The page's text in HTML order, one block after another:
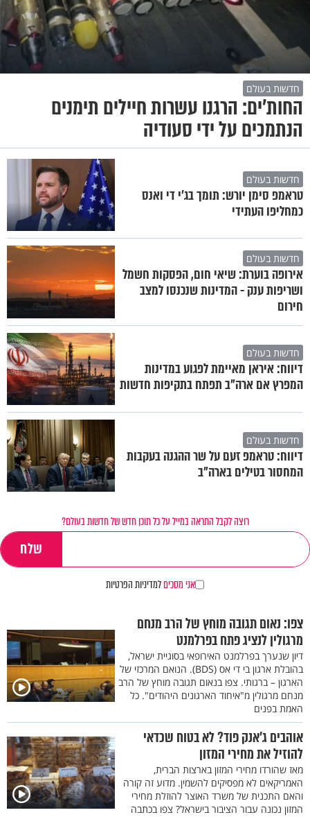
חדשות בעולם
החות'ים: הרגנו עשרות חיילים תימנים
הנתמכים על ידי סעודיה
חדשות בעולם
טראמפ סימן יורש: תומך בג'י די ואנס
כמחליפו העתידי
חדשות בעולם
אירופה בוערת: שיאי חום, הפסקות חשמל
ושריפות ענק - המדינות שנכנסו למצב
חירום
חדשות בעולם
דיווח: איראן מאיימת לפגוע במדינות
המפרץ אם ארה"ב תפתח בתקיפות חדשות
חדשות בעולם
דיווח: טראמפ זעם על שר ההגנה בעקבות
המחסור בטילים בארה"ב
רוצה לקבל התראה במייל על כל תוכן חדש של חדשות בעולם?
אני מסכיםלמדיניות הפרטיות
צפו: נאום תגובה מוחץ של הרב מנחם
מרגולין לנציג פתח בפרלמנט
דיון שנערך בפרלמנט האירופאי בסוגיית ישראל,
בהובלת ארגון בי די אס (BDS). הנואם המרכזי של
הארגון – ברגותי. צפו בנאום תגובה מוחץ של הרב
מנחם מרגולין מ"איחוד הארגונים היהודים". כל
האמת בפנים
אוהבים ג’אנק פוד? לא בטוח שכדאי
להוזיל את מחירי המזון
מאז שהורדו מחירי המזון בארצות הברית,
האמריקאים לא מפסיקים להשמין. מדוע זה קורה
והאם התכנית של משרד האוצר להוזלת מחירי
המזון נכונה עבור הציבור בישראל? צפו בכתבה